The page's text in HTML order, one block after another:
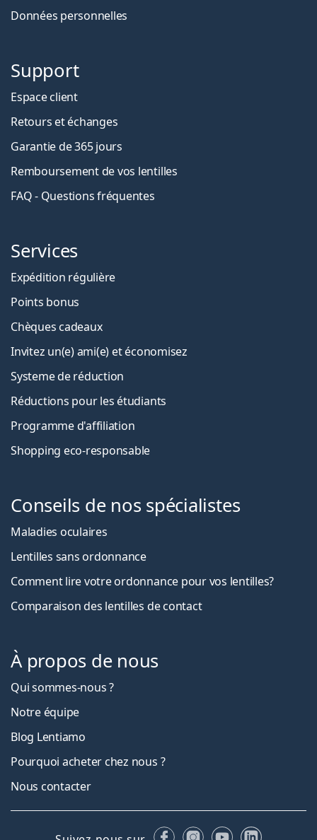
Données personnelles
Support
Espace client
Retours et échanges
Garantie de 365 jours
Remboursement de vos lentilles
FAQ - Questions fréquentes
Services
Expédition régulière
Points bonus
Chèques cadeaux
Invitez un(e) ami(e) et économisez
Systeme de réduction
Réductions pour les étudiants
Programme d'affiliation
Shopping eco-responsable
Conseils de nos spécialistes
Maladies oculaires
Lentilles sans ordonnance
Comment lire votre ordonnance pour vos lentilles?
Comparaison des lentilles de contact
À propos de nous
Qui sommes-nous ?
Notre équipe
Blog Lentiamo
Pourquoi acheter chez nous ?
Nous contacter
FacebookInstagram
YouTubeLinkedIn